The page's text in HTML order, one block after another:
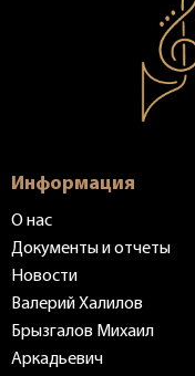
Информация
О нас
Документы и отчеты
Новости
Валерий Халилов
Брызгалов Михаил
Аркадьевич